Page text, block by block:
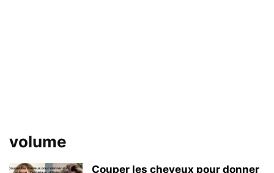
volume
Couper les cheveux pour donner